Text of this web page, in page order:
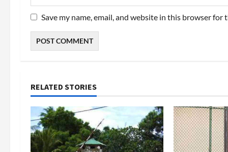
Save my name, email, and website in this browser for
RELATED STORIES